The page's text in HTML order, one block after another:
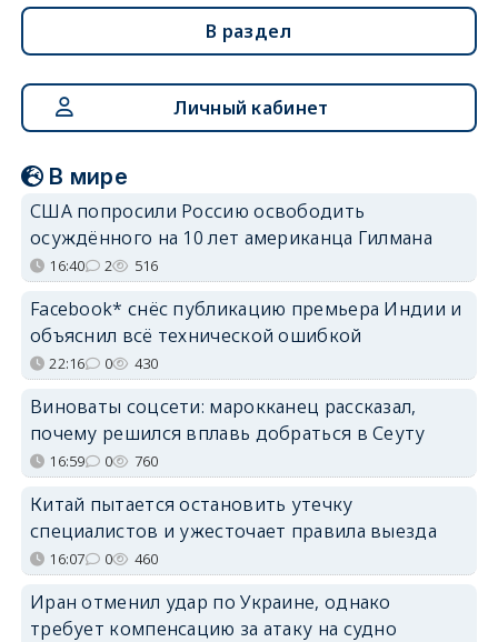
В раздел
Личный кабинет
В мире
США попросили Россию освободить
осуждённого на 10 лет американца Гилмана
16:40 2 516
Facebook* снёс публикацию премьера Индии и
объяснил всё технической ошибкой
22:16 0 430
Виноваты соцсети: марокканец рассказал,
почему решился вплавь добраться в Сеуту
16:59 0 760
Китай пытается остановить утечку
специалистов и ужесточает правила выезда
16:07 0 460
Иран отменил удар по Украине, однако
требует компенсацию за атаку на судно